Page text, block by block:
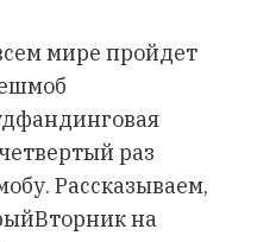
мире пройдет
раз
Рассказываем,
на